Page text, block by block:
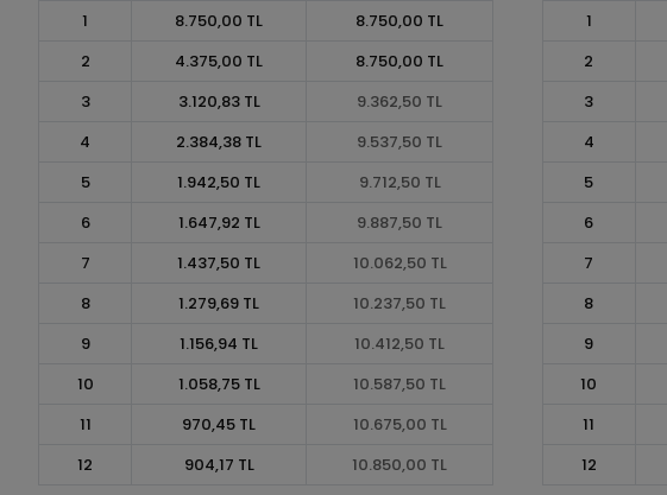
1
8.750,00 TL
8.750,00 TL
2
4.375,00 TL
8.750,00 TL
3
3.120,83 TL
9.362,50 TL
4
2.384,38 TL
9.537,50 TL
5
1.942,50 TL
9.712,50 TL
6
1.647,92 TL
9.887,50 TL
7
1.437,50 TL
10.062,50 TL
8
1.279,69 TL
10.237,50 TL
9
1.156,94 TL
10.412,50 TL
10
1.058,75 TL
10.587,50 TL
11
970,45 TL
10.675,00 TL
12
904,17 TL 10.850,00 TL
1
2
3
4
5
6
7
8
9
10
11
12